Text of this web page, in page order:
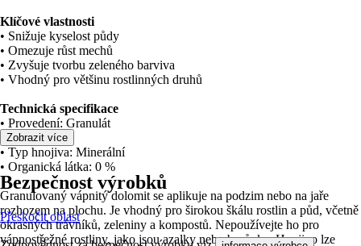
Klíčové vlastnosti
• Snižuje kyselost půdy
• Omezuje růst mechů
• Zvyšuje tvorbu zeleného barviva
• Vhodný pro většinu rostlinných druhů
Technická specifikace
• Provedení: Granulát
• Obsah: 5 kg
• Typ hnojiva: Minerální
• Organická látka: 0 %
Granulovaný vápnitý dolomit se aplikuje na podzim nebo na jaře
rozhozem na plochu. Je vhodný pro širokou škálu rostlin a půd, včetně
okrasných trávníků, zeleniny a kompostů. Nepoužívejte ho pro
vápnostřežné rostliny, jako jsou azalky nebo borůvky. Hnojivo lze
Zobrazit více
Bezpečnost výrobků
Přeskočit oblast